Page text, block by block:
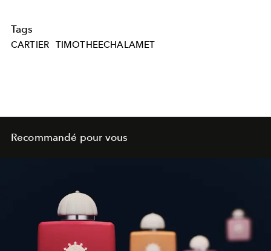
Tags
CARTIER TIMOTHEECHALAMET
Recommandé pour vous